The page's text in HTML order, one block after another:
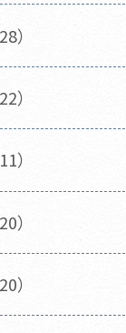
）
）
）
）
）